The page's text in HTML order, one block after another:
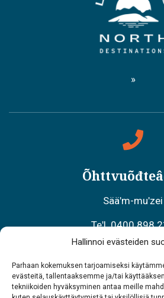
Hallinnoi evästeiden
Parhaan kokemuksen tarjoamiseksi
evästeitä, tallentaaksemme ja/tai
tekniikoiden hyväksyminen antaa meille
Sääʹm-muʹzei
Teʹl. 0400 898
Teʹl. 0206 39